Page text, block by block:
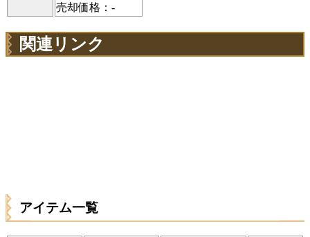
売却価格：-
関連リンク
アイテム一覧